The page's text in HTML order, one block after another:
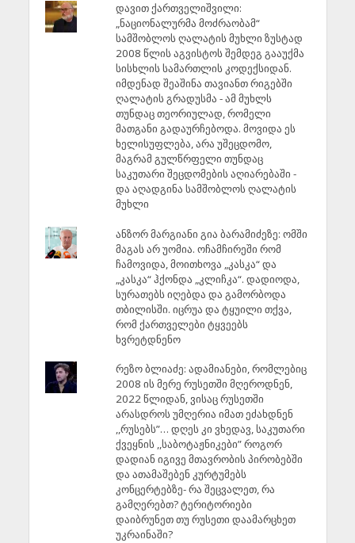
დავით ქართველიშვილი:
„ნაციონალურმა მოძრაობამ“
სამშობლოს ღალატის მუხლი ზუსტად
2008 წლის აგვისტოს შემდეგ გააუქმა
სისხლის სამართლის კოდექსიდან.
იმდენად შეაშინა თავიანთ რიგებში
ღალატის გრადუსმა - ამ მუხლს
თუნდაც თეორიულად, რომელი
მათგანი გადაურჩებოდა. მოვიდა ეს
ხელისუფლება, არა უშეცდომო,
მაგრამ გულწრფელი თუნდაც
საკუთარი შეცდომების აღიარებაში -
და აღადგინა სამშობლოს ღალატის
მუხლი
ანზორ მარგიანი გია ბარამიძეზე: ომში
მაგას არ უომია. ოჩამჩირეში რომ
ჩამოვიდა, მოითხოვა „კასკა“ და
„კასკა“ ჰქონდა „კლიჩკა“. დადიოდა,
სურათებს იღებდა და გამორბოდა
თბილისში. იცრუა და ტყუილი თქვა,
რომ ქართველები ტყვეებს
ხვრეტდნენო
რეზო ბლიაძე: ადამიანები, რომლებიც
2008 ის მერე რუსეთში მღეროდნენ,
2022 წლიდან, ვისაც რუსეთში
არასდროს უმღერია იმათ ეძახდნენ
,,რუსებს”… დღეს კი ვხედავ, საკუთარი
ქვეყნის ,,საბოტაჟნიკები” როგორ
დადიან იგივე მთავრობის პირობებში
და ათამაშებენ კურტუმებს
კონცერტებზე- რა შეცვალეთ, რა
გამღერებთ? ტერიტორიები
დაიბრუნეთ თუ რუსეთი დაამარცხეთ
უკრაინაში?